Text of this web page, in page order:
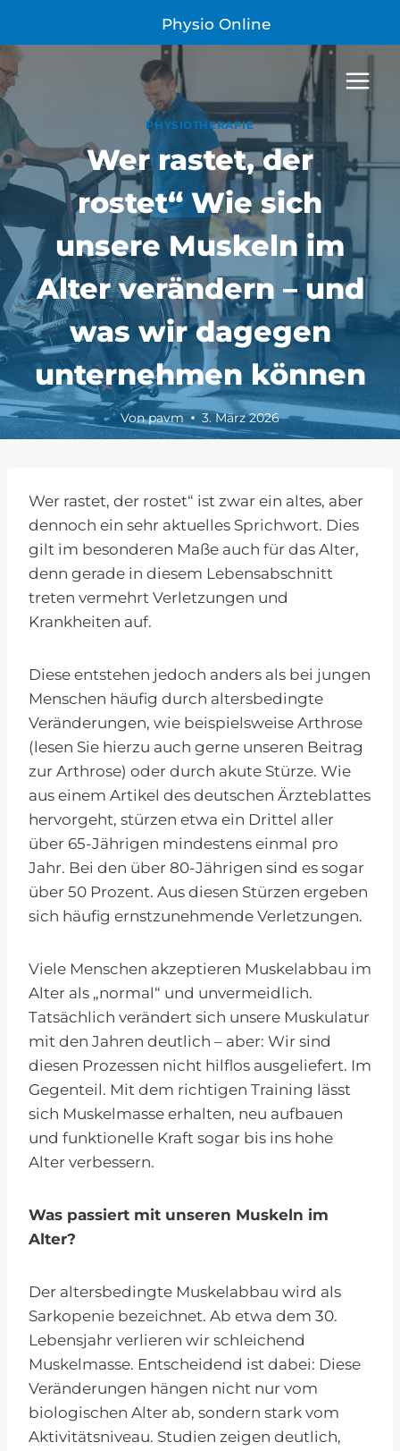
springen
Physio Online
PHYSIOTHERAPIE
Wer rastet, der
rostet“ Wie sich
unsere Muskeln im
Alter verändern – und
was wir dagegen
unternehmen können
Vonpavm 3. März 2026
Wer rastet, der rostet“ ist zwar ein altes, aber
dennoch ein sehr aktuelles Sprichwort. Dies
gilt im besonderen Maße auch für das Alter,
denn gerade in diesem Lebensabschnitt
treten vermehrt Verletzungen und
Krankheiten auf.
Diese entstehen jedoch anders als bei jungen
Menschen häufig durch altersbedingte
Veränderungen, wie beispielsweise Arthrose
(lesen Sie hierzu auch gerne unseren Beitrag
zur Arthrose) oder durch akute Stürze. Wie
aus einem Artikel des deutschen Ärzteblattes
hervorgeht, stürzen etwa ein Drittel aller
über 65-Jährigen mindestens einmal pro
Jahr. Bei den über 80-Jährigen sind es sogar
über 50 Prozent. Aus diesen Stürzen ergeben
sich häufig ernstzunehmende Verletzungen.
Viele Menschen akzeptieren Muskelabbau im
Alter als „normal“ und unvermeidlich.
Tatsächlich verändert sich unsere Muskulatur
mit den Jahren deutlich – aber: Wir sind
diesen Prozessen nicht hilflos ausgeliefert. Im
Gegenteil. Mit dem richtigen Training lässt
sich Muskelmasse erhalten, neu aufbauen
und funktionelle Kraft sogar bis ins hohe
Alter verbessern.
Was passiert mit unseren Muskeln im
Alter?
Der altersbedingte Muskelabbau wird als
Sarkopenie bezeichnet. Ab etwa dem 30.
Lebensjahr verlieren wir schleichend
Muskelmasse. Entscheidend ist dabei: Diese
Veränderungen hängen nicht nur vom
biologischen Alter ab, sondern stark vom
Aktivitätsniveau. Studien zeigen deutlich,